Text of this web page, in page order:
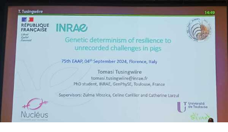
ZOOTECHNIE) AVEC UNE PRÉSENTATION
ORALE